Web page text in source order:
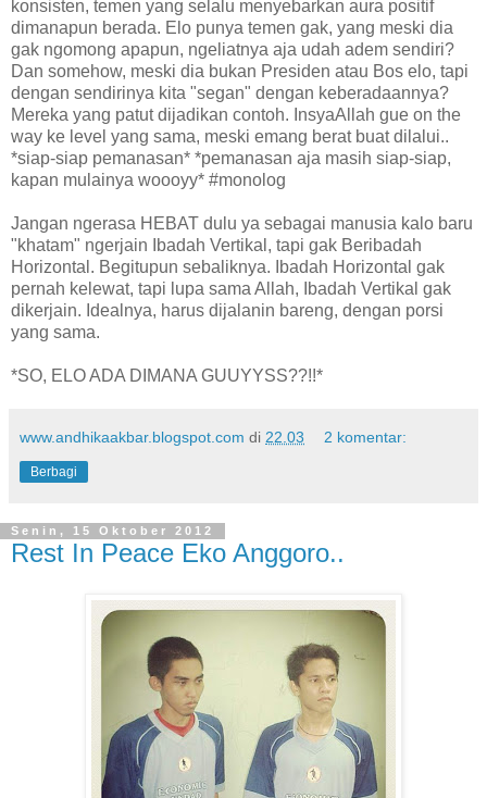
konsisten, temen yang selalu menyebarkan aura positif
dimanapun berada. Elo punya temen gak, yang meski dia
gak ngomong apapun, ngeliatnya aja udah adem sendiri?
Dan somehow, meski dia bukan Presiden atau Bos elo, tapi
dengan sendirinya kita "segan" dengan keberadaannya?
Mereka yang patut dijadikan contoh. InsyaAllah gue on the
way ke level yang sama, meski emang berat buat dilalui..
*siap-siap pemanasan* *pemanasan aja masih siap-siap,
kapan mulainya woooyy* #monolog
Jangan ngerasa HEBAT dulu ya sebagai manusia kalo baru
"khatam" ngerjain Ibadah Vertikal, tapi gak Beribadah
Horizontal. Begitupun sebaliknya. Ibadah Horizontal gak
pernah kelewat, tapi lupa sama Allah, Ibadah Vertikal gak
dikerjain. Idealnya, harus dijalanin bareng, dengan porsi
yang sama.
*SO, ELO ADA DIMANA GUUYYSS??!!*
www.andhikaakbar.blogspot.com di 22.03 2 komentar:
Berbagi
Senin, 15 Oktober 2012
Rest In Peace Eko Anggoro..